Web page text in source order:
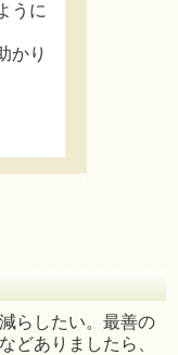
うに
かり
らしたい。最善の
どありましたら、